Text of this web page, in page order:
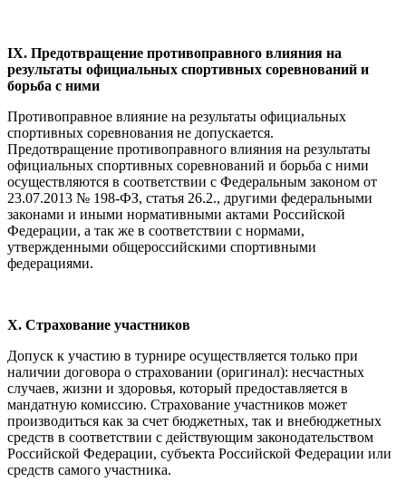
IX. Предотвращение противоправного влияния на
результаты официальных спортивных соревнований и
борьба с ними
Противоправное влияние на результаты официальных
спортивных соревнования не допускается.
Предотвращение противоправного влияния на результаты
официальных спортивных соревнований и борьба с ними
осуществляются в соответствии с Федеральным законом от
23.07.2013 № 198-ФЗ, статья 26.2., другими федеральными
законами и иными нормативными актами Российской
Федерации, а так же в соответствии с нормами,
утвержденными общероссийскими спортивными
федерациями.
X. Страхование участников
Допуск к участию в турнире осуществляется только при
наличии договора о страховании (оригинал): несчастных
случаев, жизни и здоровья, который предоставляется в
мандатную комиссию. Страхование участников может
производиться как за счет бюджетных, так и внебюджетных
средств в соответствии с действующим законодательством
Российской Федерации, субъекта Российской Федерации или
средств самого участника.